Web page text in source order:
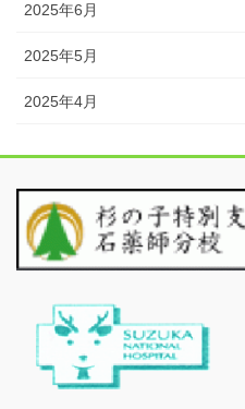
2025年6月
2025年5月
2025年4月